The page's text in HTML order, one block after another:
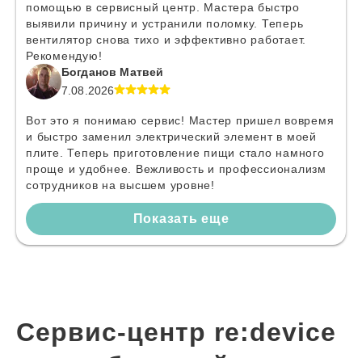
помощью в сервисный центр. Мастера быстро
выявили причину и устранили поломку. Теперь
вентилятор снова тихо и эффективно работает.
Рекомендую!
Богданов Матвей
7.08.2026
Вот это я понимаю сервис! Мастер пришел вовремя
и быстро заменил электрический элемент в моей
плите. Теперь приготовление пищи стало намного
проще и удобнее. Вежливость и профессионализм
сотрудников на высшем уровне!
Показать еще
Сервис-центр re:device